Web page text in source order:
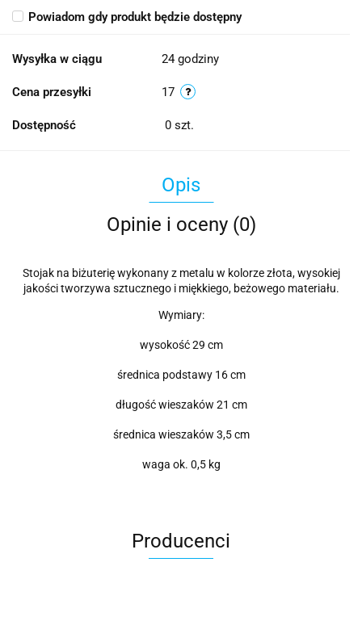
Powiadom gdy produkt będzie dostępny
Wysyłka w ciągu 24 godziny
Cena przesyłki 17
Dostępność 0 szt.
Opis
Opinie i oceny (0)
Stojak na biżuterię wykonany z metalu w kolorze złota, wysokiej
jakości tworzywa sztucznego i miękkiego, beżowego materiału.
Wymiary:
wysokość 29 cm
średnica podstawy 16 cm
długość wieszaków 21 cm
średnica wieszaków 3,5 cm
waga ok. 0,5 kg
Producenci